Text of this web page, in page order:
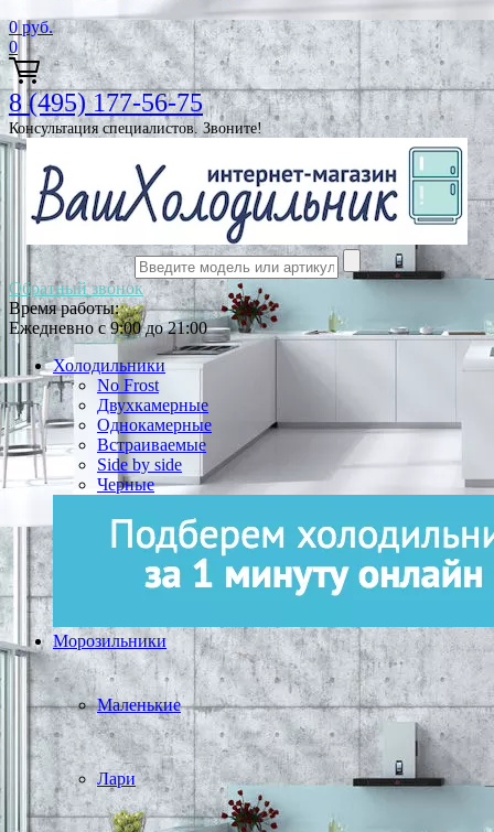
0 руб.
0
8 (495) 177-56-75
Консультация специалистов. Звоните!
Обратный звонок
Время работы:
Ежедневно с 9:00 до 21:00
Холодильники
No Frost
Двухкамерные
Однокамерные
Встраиваемые
Side by side
Черные
Морозильники
Маленькие
Лари